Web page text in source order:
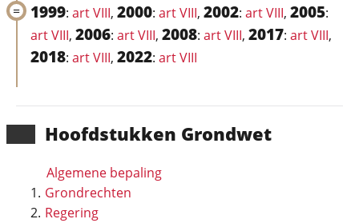
Hoofd­stukken Grondwet
Algemene bepaling
Grondrechten
Regering
1999: art VIII, 2000: art VIII, 2002: art VIII, 2005:
art VIII, 2006: art VIII, 2008: art VIII, 2017: art VIII,
2018: art VIII, 2022: art VIII